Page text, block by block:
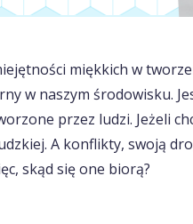
miękkich w
w naszym środowisku.
przez ludzi. Jeżeli
A konflikty, swoją
skąd się one biorą?